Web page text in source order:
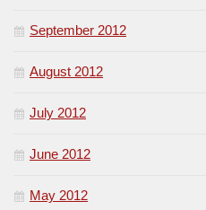
September 2012
August 2012
July 2012
June 2012
May 2012